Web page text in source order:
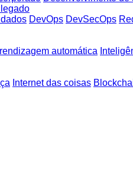
DevOps DevSecOps
automática
Internet das coisas